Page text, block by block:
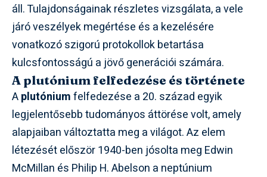
áll. Tulajdonságainak részletes vizsgálata, a vele
járó veszélyek megértése és a kezelésére
vonatkozó szigorú protokollok betartása
kulcsfontosságú a jövő generációi számára.
A plutónium felfedezése és története
Aplutóniumfelfedezése a 20. század egyik
legjelentősebb tudományos áttörése volt, amely
alapjaiban változtatta meg a világot. Az elem
létezését először 1940-ben jósolta meg Edwin
McMillan és Philip H. Abelson a neptúnium